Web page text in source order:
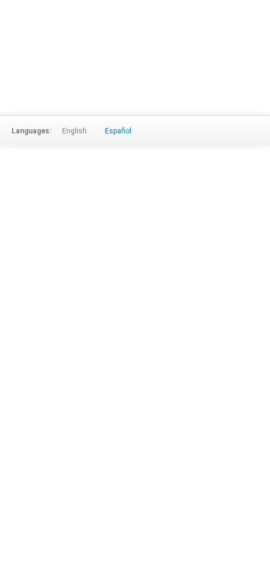
Languages: English Español